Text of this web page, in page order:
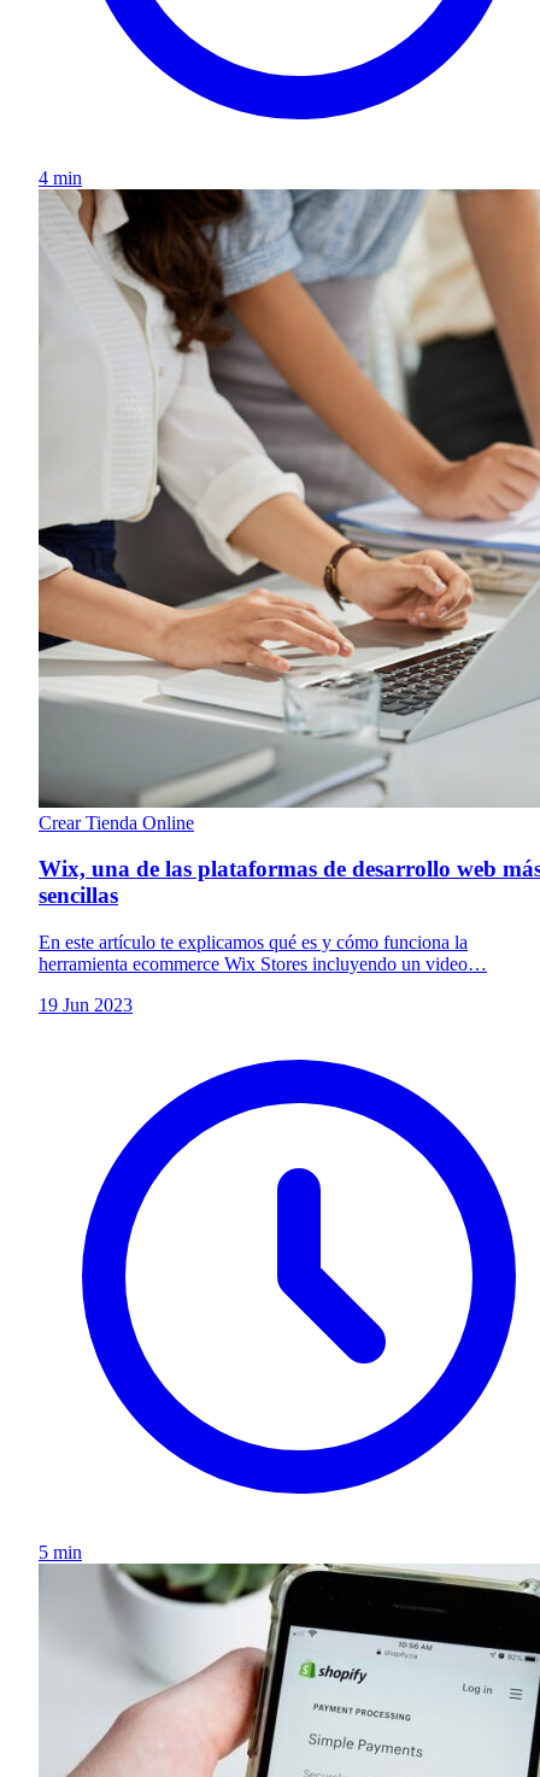
4 min
Crear Tienda Online
Wix, una de las plataformas de desarrollo web
sencillas
En este artículo te explicamos qué es y cómo funciona la
herramienta ecommerce Wix Stores incluyendo un video…
19 Jun 2023
5 min